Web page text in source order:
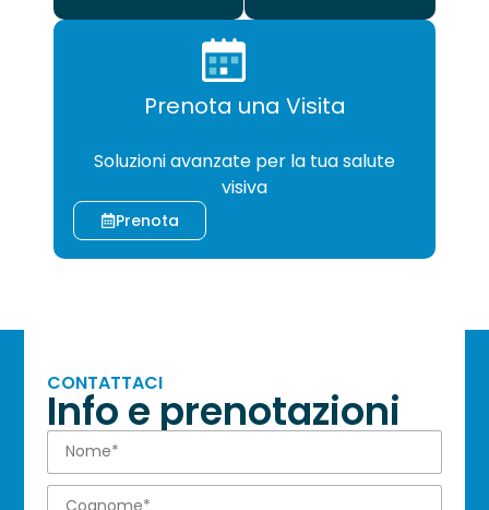
Prenota una Visita
Soluzioni avanzate per la tua salute
visiva
Prenota
CONTATTACI
Info e prenotazioni